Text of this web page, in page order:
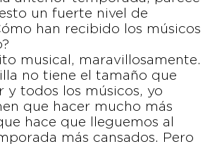
un fuerte nivel de
han recibido los músicos
musical, maravillosamente.
no tiene el tamaño que
y todos los músicos, yo
que hacer mucho más
hace que lleguemos al
más cansados. Pero